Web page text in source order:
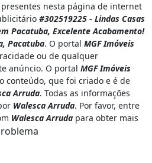
nesta página de internet
#302519225 - Lindas Casas
Pacatuba, Excelente Acabamento!
Pacatuba. O portal MGF Imóveis
ou de qualquer
anúncio. O portal MGF Imóveis
conteúdo, que foi criado e é de
Arruda. Todas as informações
Walesca Arruda. Por favor, entre
Walesca Arruda para obter mais